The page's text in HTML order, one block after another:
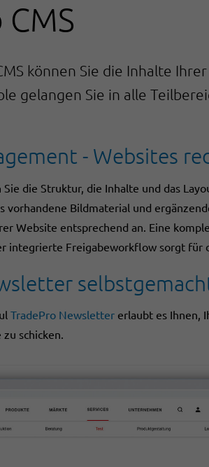
können Sie die Inhalte
gelangen Sie in alle
- Websites
die Struktur, die Inhalte und das
vorhandene Bildmaterial und
Website entsprechend an. Eine
integrierte Freigabeworkflow sorgt
TradePro Newsletter erlaubt es Ihnen,
schicken.